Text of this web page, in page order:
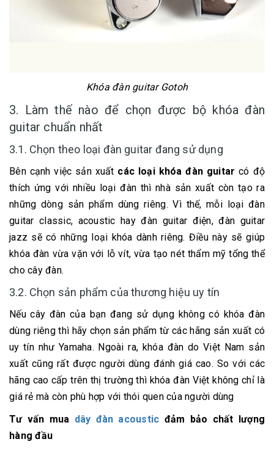
Khóa đàn guitar Gotoh
3. Làm thế nào để chọn được bộ khóa đàn
guitar chuẩn nhất
3.1. Chọn theo loại đàn guitar đang sử dụng
Bên cạnh việc sản xuất các loại khóa đàn guitar có độ
thích ứng với nhiều loại đàn thì nhà sản xuất còn tạo ra
những dòng sản phẩm dùng riêng. Vì thế, mỗi loại đàn
guitar classic, acoustic hay đàn guitar điện, đàn guitar
jazz sẽ có những loại khóa dành riêng. Điều này sẽ giúp
khóa đàn vừa vặn với lỗ vít, vừa tạo nét thẩm mỹ tổng thể
cho cây đàn.
3.2. Chọn sản phẩm của thương hiệu uy tín
Nếu cây đàn của bạn đang sử dụng không có khóa đàn
dùng riêng thì hãy chọn sản phẩm từ các hãng sản xuất có
uy tín như Yamaha. Ngoài ra, khóa đàn do Việt Nam sản
xuất cũng rất được người dùng đánh giá cao. So với các
hãng cao cấp trên thị trường thì khóa đàn Việt không chỉ là
giá rẻ mà còn phù hợp với thói quen của người dùng
Tư vấn mua dây đàn acoustic đảm bảo chất lượng
hàng đầu